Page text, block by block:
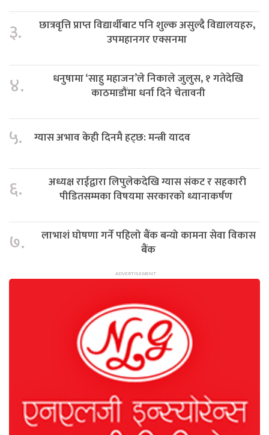
३.
छात्रवृत्ति प्राप्त विद्यार्थीबाट पनि शुल्क असुल्दै विद्यालयहरु,
उपमहानगर एक्सनमा
४.
धनुषामा ‘साहु महाजन’ले निकाले जुलुस, १ गतेदेखि
काठमाडौंमा धर्ना दिने चेतावनी
५. ग्यास अभाव केही दिनमै हट्छ: मन्त्री यादव
६.
अध्यक्ष राईद्वारा लिपुलेकदेखि ग्यास संकट र सहकारी
पीडितसम्मका विषयमा सरकारको ध्यानाकर्षण
७.
लाभाशं घोषणा गर्ने पहिलो बैंक बन्यो कामना सेवा विकास
बैंक